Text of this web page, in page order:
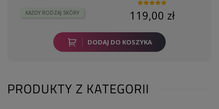
KAŻDY RODZAJ SKÓRY 119,00 zł
DODAJ DO KOSZYKA
PRODUKTY Z KATEGORII